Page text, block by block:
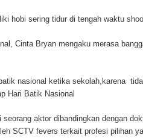
hobi sering tidur di tengah waktu
Cinta Bryan mengaku merasa
nasional ketika sekolah,karena
Hari Batik Nasional
aktor dibandingkan dengan
SCTV fevers terkait profesi pilihan